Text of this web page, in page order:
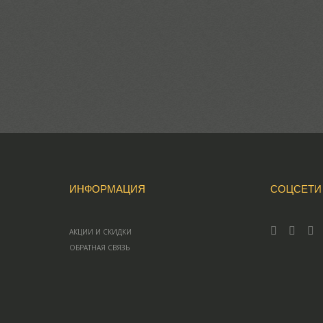
ИНФОРМАЦИЯ
АКЦИИ И СКИДКИ
ОБРАТНАЯ СВЯЗЬ
СОЦСЕТИ